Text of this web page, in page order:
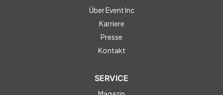
Über Event Inc
Karriere
Presse
Kontakt
SERVICE